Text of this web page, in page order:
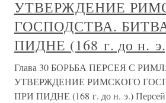
УТВЕРЖДЕНИЕ
ГОСПОДСТВА.
ПИДНЕ (168 г. до н.
Глава 30 БОРЬБА ПЕРСЕЯ С
УТВЕРЖДЕНИЕ РИМСКОГО
ПРИ ПИДНЕ (168 г. до н. э.) Персей